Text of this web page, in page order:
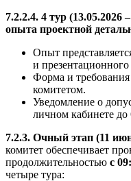
7.2.2.4. 4 тур (13.05.2026
опыта проектной
Опыт
и презентационного
Форма и
комитетом.
Уведомление о
личном кабинете до
7.2.3. Очный этап (11
комитет обеспечивает
продолжительностью с
четыре тура: